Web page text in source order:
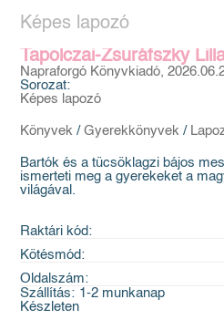
Képes lapozó
Tapolczai-Zsuráfszky
Napraforgó Könyvkiadó,
Sorozat:
Képes lapozó
Könyvek / Gyerekkönyvek /
Bartók és a tücsöklagzi bájos
ismerteti meg a gyerekeket a
világával.
Raktári kód:
Kötésmód:
Oldalszám:
Szállítás: 1-2 munkanap
Készleten